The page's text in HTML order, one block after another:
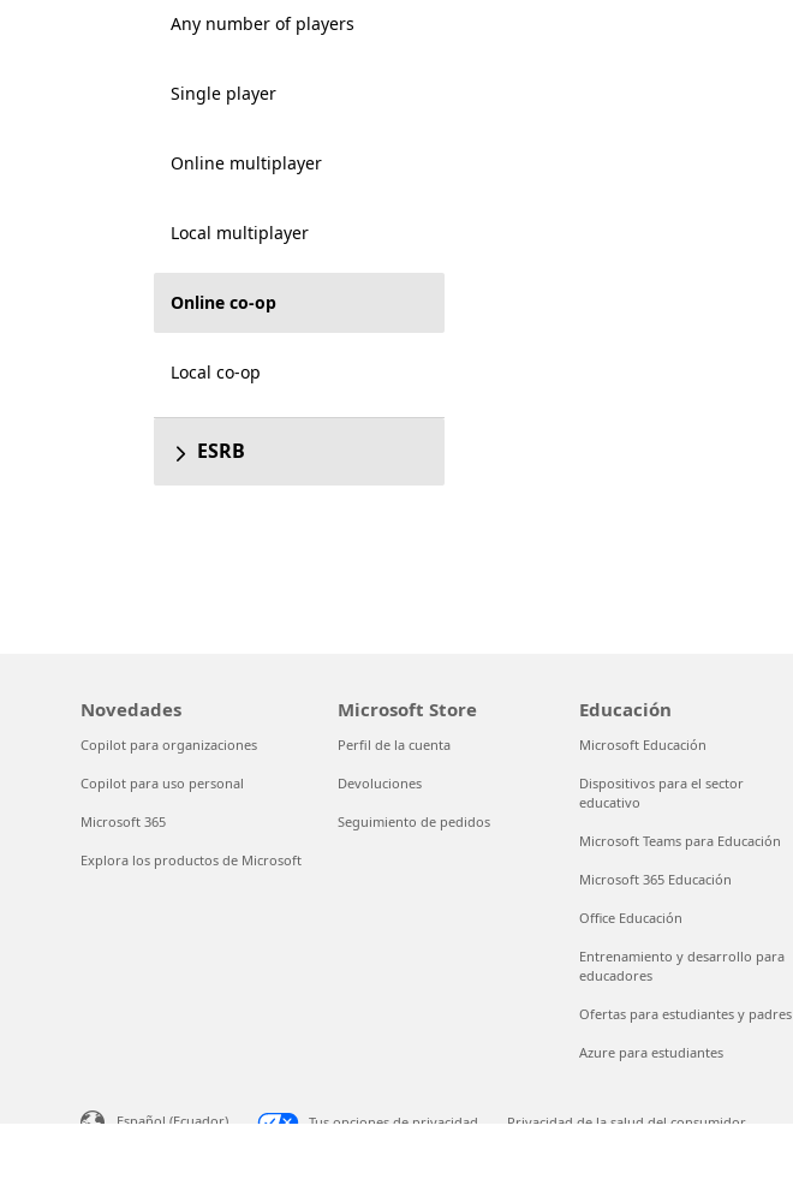
Any number of players
Single player
Online multiplayer
Local multiplayer
Online co-op
Local co-op
ESRB
Novedades
Copilot para organizaciones
Copilot para uso personal
Microsoft 365
Explora los productos de Microsoft
Microsoft Store
Perfil de la cuenta
Devoluciones
Seguimiento de pedidos
Educación
Microsoft Educación
Dispositivos para el sector
educativo
Microsoft Teams para Educación
Microsoft 365 Educación
Office Educación
Entrenamiento y desarrollo para
educadores
Ofertas para estudiantes y padres
Azure para estudiantes
Español (Ecuador) Tus opciones de privacidad
Privacidad de la salud del consumidor